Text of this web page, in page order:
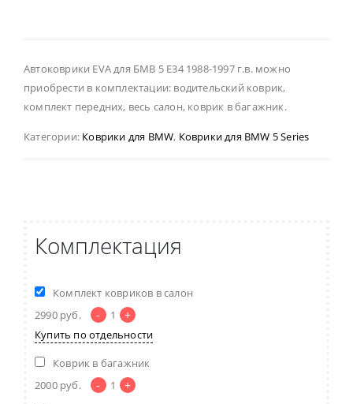
Автоковрики EVA для БМВ 5 Е34 1988-1997 г.в. можно
приобрести в комплектации: водительский коврик,
комплект передних, весь салон, коврик в багажник.
Категории: Коврики для BMW, Коврики для BMW 5 Series
Комплектация
Комплект ковриков в салон
2990 руб. - 1 +
Купить по отдельности
Коврик в багажник
2000 руб. - 1 +